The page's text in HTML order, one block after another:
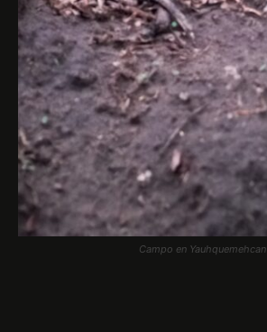
Campo en Yauhquemehcan